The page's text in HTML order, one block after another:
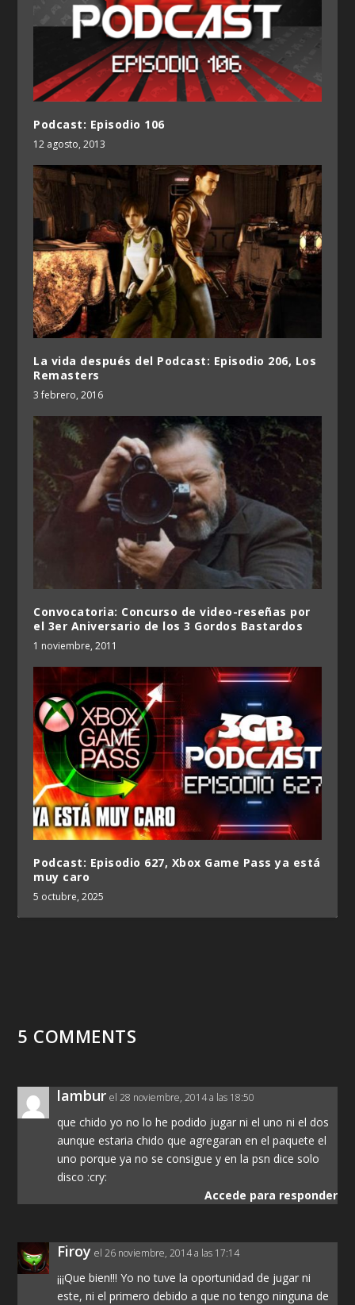
Podcast: Episodio 106
12 agosto, 2013
La vida después del Podcast: Episodio 206, Los
Remasters
3 febrero, 2016
Convocatoria: Concurso de video-reseñas por
el 3er Aniversario de los 3 Gordos Bastardos
1 noviembre, 2011
Podcast: Episodio 627, Xbox Game Pass ya está
muy caro
5 octubre, 2025
5 COMMENTS
lambur el 28 noviembre, 2014 a las 18:50
que chido yo no lo he podido jugar ni el uno ni el dos
aunque estaria chido que agregaran en el paquete el
uno porque ya no se consigue y en la psn dice solo
disco :cry:
Accede para responder
Firoy el 26 noviembre, 2014 a las 17:14
¡¡¡Que bien!!! Yo no tuve la oportunidad de jugar ni
este, ni el primero debido a que no tengo ninguna de